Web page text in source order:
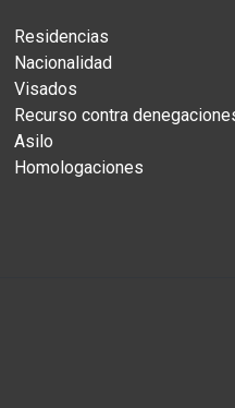
Residencias
Nacionalidad
Visados
Recurso contra
Asilo
Homologaciones